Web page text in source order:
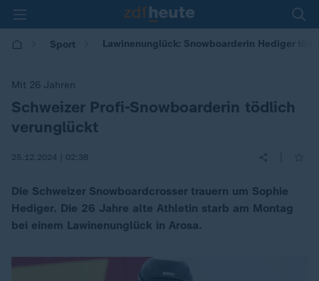
Sport Lawinenunglück: Snowboarderin Hediger
Mit 26 Jahren
:
Schweizer Profi-Snowboarderin tödlich
verunglückt
25.12.2024 | 02:38
Die Schweizer Snowboardcrosser trauern um Sophie
Hediger. Die 26 Jahre alte Athletin starb am Montag
bei einem Lawinenunglück in Arosa.